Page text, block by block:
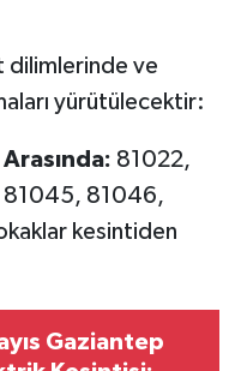
dilimlerinde ve
yürütülecektir:
81022,
81046,
kesintiden
Gaziantep